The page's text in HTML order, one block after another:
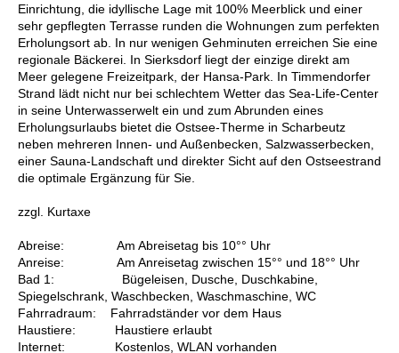
Einrichtung, die idyllische Lage mit 100% Meerblick und einer
sehr gepflegten Terrasse runden die Wohnungen zum perfekten
Erholungsort ab. In nur wenigen Gehminuten erreichen Sie eine
regionale Bäckerei. In Sierksdorf liegt der einzige direkt am
Meer gelegene Freizeitpark, der Hansa-Park. In Timmendorfer
Strand lädt nicht nur bei schlechtem Wetter das Sea-Life-Center
in seine Unterwasserwelt ein und zum Abrunden eines
Erholungsurlaubs bietet die Ostsee-Therme in Scharbeutz
neben mehreren Innen- und Außenbecken, Salzwasserbecken,
einer Sauna-Landschaft und direkter Sicht auf den Ostseestrand
die optimale Ergänzung für Sie.
zzgl. Kurtaxe
Abreise: Am Abreisetag bis 10°° Uhr
Anreise: Am Anreisetag zwischen 15°° und 18°° Uhr
Bad 1: Bügeleisen, Dusche, Duschkabine,
Spiegelschrank, Waschbecken, Waschmaschine, WC
Fahrradraum: Fahrradständer vor dem Haus
Haustiere: Haustiere erlaubt
Internet: Kostenlos, WLAN vorhanden